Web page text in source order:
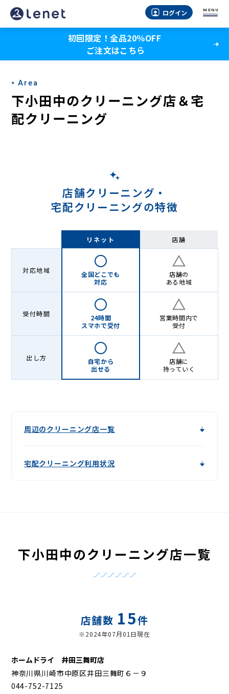
下
小
中
の
ク
リ
宅
ニ
グ
ログイン MENU
初回限定！全品20％OFF
ご注文はこちら
Area
下小田中のクリーニング店＆宅
配クリーニング
店舗クリーニング・
宅配クリーニングの特徴
リネット 店舗
対応地域
全国どこでも
対応
店舗の
ある地域
受付時間
24時間
スマホで受付
営業時間内で
受付
出し方
自宅から
出せる
店舗に
持っていく
周辺のクリーニング店一覧
宅配クリーニング利用状況
下小田中のクリーニング店一覧
店舗数 15件
※2024年07月01日現在
ホームドライ 井田三舞町店
神奈川県川崎市中原区井田三舞町６－９
044-752-7125